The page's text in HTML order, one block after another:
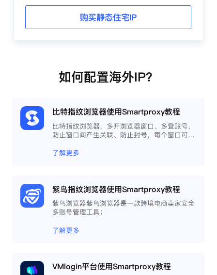
购买静态住宅IP
如何配置海外IP？
比特指纹浏览器使用Smartproxy教程
比特指纹浏览器，多开浏览器窗口、多登账号，
防止窗口间产生关联、防止封号，每个窗口可以
相互间完全环境独立、隔离，避免关联封号。
了解更多
紫鸟指纹浏览器使用Smartproxy教程
紫鸟浏览器紫鸟浏览器是一款跨境电商卖家安全
多账号管理工具；
了解更多
VMlogin平台使用Smartproxy教程